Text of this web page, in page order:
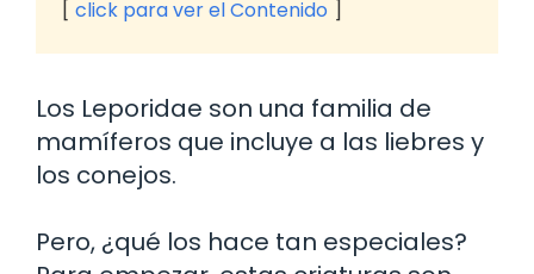
click para ver el Contenido
Los Leporidae son una familia de
mamíferos que incluye a las liebres y
los conejos.
Pero, ¿qué los hace tan especiales?